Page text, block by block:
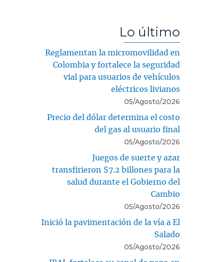
Lo último
Reglamentan la micromovilidad en
Colombia y fortalece la seguridad
vial para usuarios de vehículos
eléctricos livianos
05/Agosto/2026
Precio del dólar determina el costo
del gas al usuario final
05/Agosto/2026
Juegos de suerte y azar
transfirieron $7.2 billones para la
salud durante el Gobierno del
Cambio
05/Agosto/2026
Inició la pavimentación de la vía a El
Salado
05/Agosto/2026